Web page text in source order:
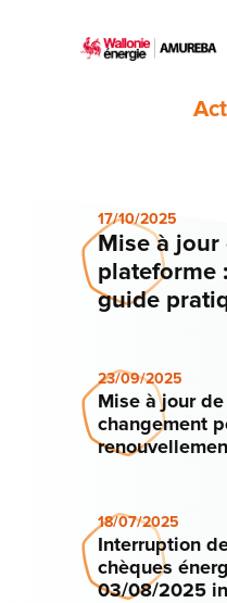
17/10/2025
Mise à jour
plateforme
guide
23/09/2025
Mise à jour
changement
18/07/2025
Interruption
chèques
03/08/2025